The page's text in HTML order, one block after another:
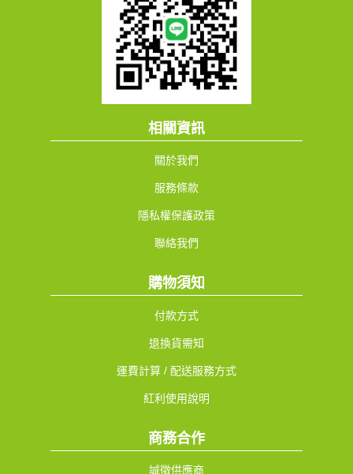
相關資訊
關於我們
服務條款
隱私權保護政策
聯絡我們
購物須知
付款方式
退換貨需知
運費計算 / 配送服務方式
紅利使用說明
商務合作
誠徵供應商